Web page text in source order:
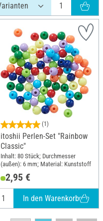
(1)
itoshii Perlen-Set "Rainbow
Classic"
Inhalt: 80 Stück; Durchmesser
(außen): 6 mm; Material: Kunststoff
2,95 €
In den Warenkorb